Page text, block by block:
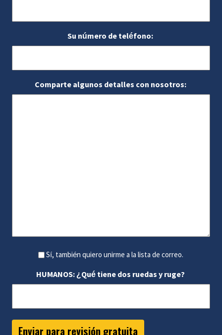
Su número de teléfono:
Comparte algunos detalles con nosotros:
Sí, también quiero unirme a la lista de correo.
HUMANOS: ¿Qué tiene dos ruedas y ruge?
Enviar para revisión gratuita